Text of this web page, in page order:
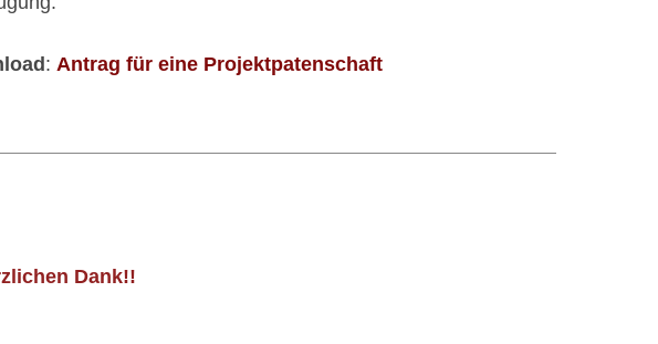
: Antrag für eine Projektpatenschaft
Dank!!